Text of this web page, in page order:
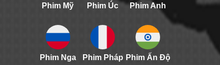
Phim Mỹ Phim Úc Phim Anh
Phim Nga Phim Pháp Phim Ấn Độ